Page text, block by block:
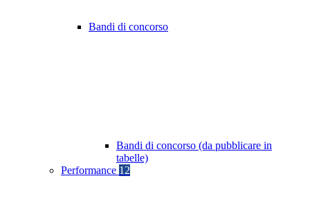
Bandi di concorso
Bandi di concorso (da pubblicare in
tabelle)
Performance 12